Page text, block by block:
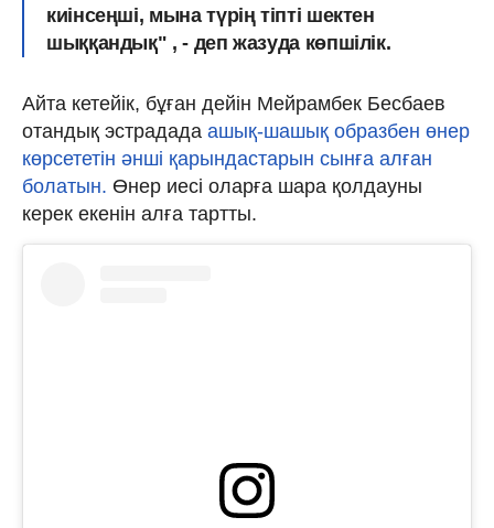
киінсеңші, мына түрің тіпті шектен
шыққандық" , - деп жазуда көпшілік.
Айта кетейік, бұған дейін Мейрамбек Бесбаев
отандық эстрадада ашық-шашық образбен өнер
көрсететін әнші қарындастарын сынға алған
болатын. Өнер иесі оларға шара қолдауны
керек екенін алға тартты.